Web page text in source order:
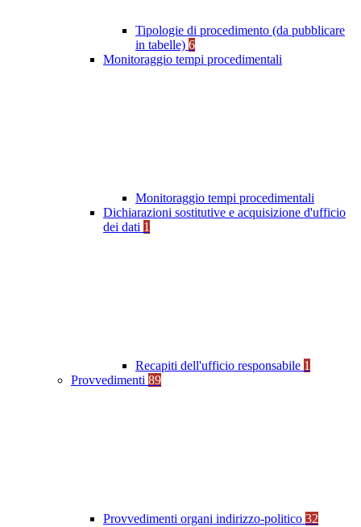
Tipologie di procedimento (da pubblicare
in tabelle) 6
Monitoraggio tempi procedimentali
Monitoraggio tempi procedimentali
Dichiarazioni sostitutive e acquisizione d'ufficio
dei dati 1
Recapiti dell'ufficio responsabile 1
Provvedimenti 89
Provvedimenti organi indirizzo-politico 32